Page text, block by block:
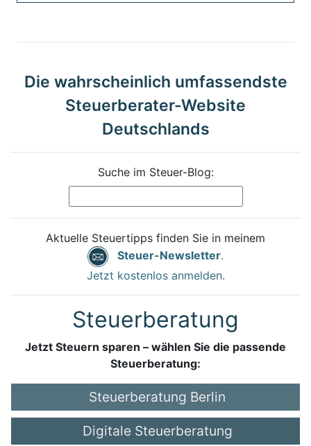
Die wahrscheinlich umfassendste
Steuerberater-Website
Deutschlands
Suche im Steuer-Blog:
Aktuelle Steuertipps finden Sie in meinem
Steuer-Newsletter.
Jetzt kostenlos anmelden.
Steuerberatung
Jetzt Steuern sparen – wählen Sie die passende
Steuerberatung:
Steuerberatung Berlin
Digitale Steuerberatung